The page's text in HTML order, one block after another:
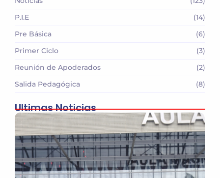
P.I.E
(14)
Pre Básica
(6)
Primer Ciclo
(3)
Reunión de Apoderados
(2)
Salida Pedagógica
(8)
Ultimas Noticias